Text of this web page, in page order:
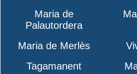
Maria de
Palautordera
Maria de Merlès
Tagamanent